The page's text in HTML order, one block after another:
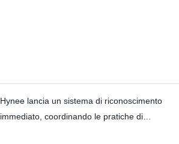
Hynee lancia un sistema di riconoscimento
immediato, coordinando le pratiche di